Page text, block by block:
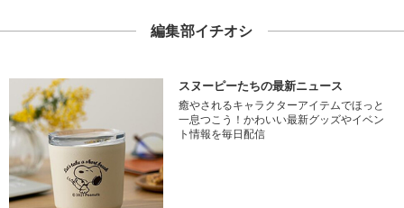
編集部イチオシ
スヌーピーたちの最新ニュース
癒やされるキャラクターアイテムでほっと
一息つこう！かわいい最新グッズやイベン
ト情報を毎日配信